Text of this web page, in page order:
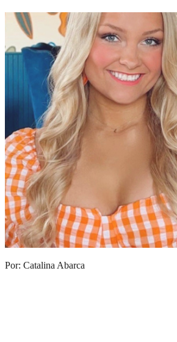
Por: Catalina Abarca